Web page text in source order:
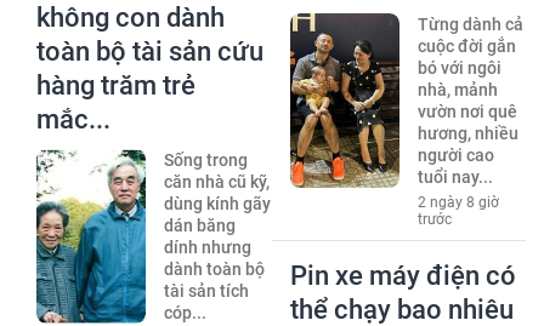
không con dành
toàn bộ tài sản cứu
hàng trăm trẻ
mắc...
Sống trong
căn nhà cũ kỹ,
dùng kính gãy
dán băng
dính nhưng
dành toàn bộ
tài sản tích
cóp...
Từng dành cả
cuộc đời gắn
bó với ngôi
nhà, mảnh
vườn nơi quê
hương, nhiều
người cao
tuổi nay...
2 ngày 8 giờ
trước
Pin xe máy điện có
thể chạy bao nhiêu